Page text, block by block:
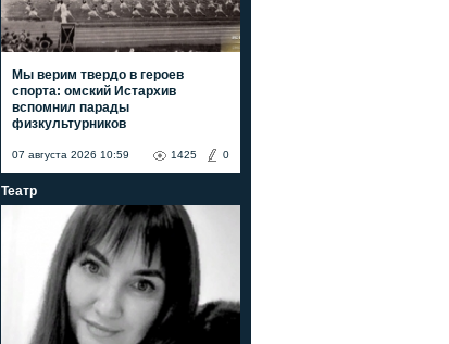
Мы верим твердо в героев
спорта: омский Истархив
вспомнил парады
физкультурников
07 августа 2026 10:59 0
1425
Театр